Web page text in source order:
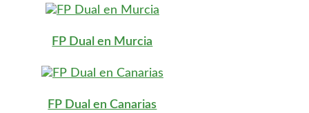
FP Dual en Murcia
FP Dual en Canarias